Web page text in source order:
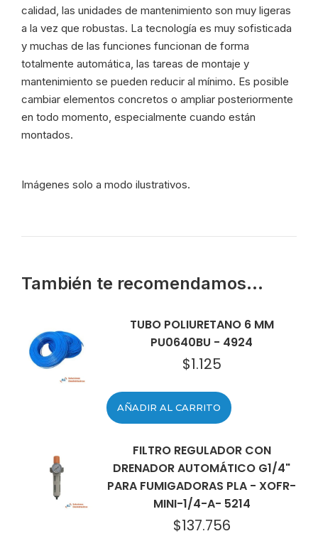
calidad, las unidades de mantenimiento son muy ligeras
a la vez que robustas. La tecnología es muy sofisticada
y muchas de las funciones funcionan de forma
totalmente automática, las tareas de montaje y
mantenimiento se pueden reducir al mínimo. Es posible
cambiar elementos concretos o ampliar posteriormente
en todo momento, especialmente cuando están
montados.
Imágenes solo a modo ilustrativos.
También te recomendamos…
TUBO POLIURETANO 6 MM
PU0640BU - 4924
$1.125
AÑADIR AL CARRITO
FILTRO REGULADOR CON
DRENADOR AUTOMÁTICO G1/4"
PARA FUMIGADORAS PLA - XOFR-
MINI-1/4-A- 5214
$137.756